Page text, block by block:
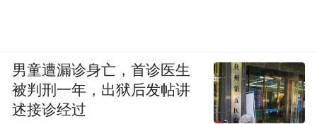
男童遭漏诊身亡，首诊医生
被判刑一年，出狱后发帖讲
述接诊经过